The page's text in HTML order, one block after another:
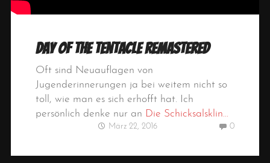
Day of the Tentacle Remastered
Oft sind Neuauflagen von
Jugenderinnerungen ja bei weitem nicht so
toll, wie man es sich erhofft hat. Ich
persönlich denke nur an Die Schicksalsklin...
März 22, 2016 0